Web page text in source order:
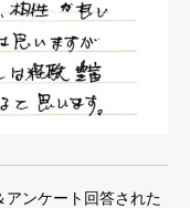
ンケート回答された